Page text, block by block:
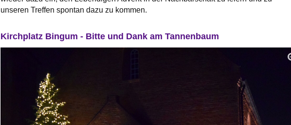
unseren Treffen spontan dazu zu kommen.
Kirchplatz Bingum - Bitte und Dank am Tannenbaum